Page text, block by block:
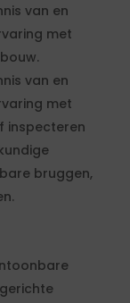
van en
met
van en
met
inspecteren
bruggen,